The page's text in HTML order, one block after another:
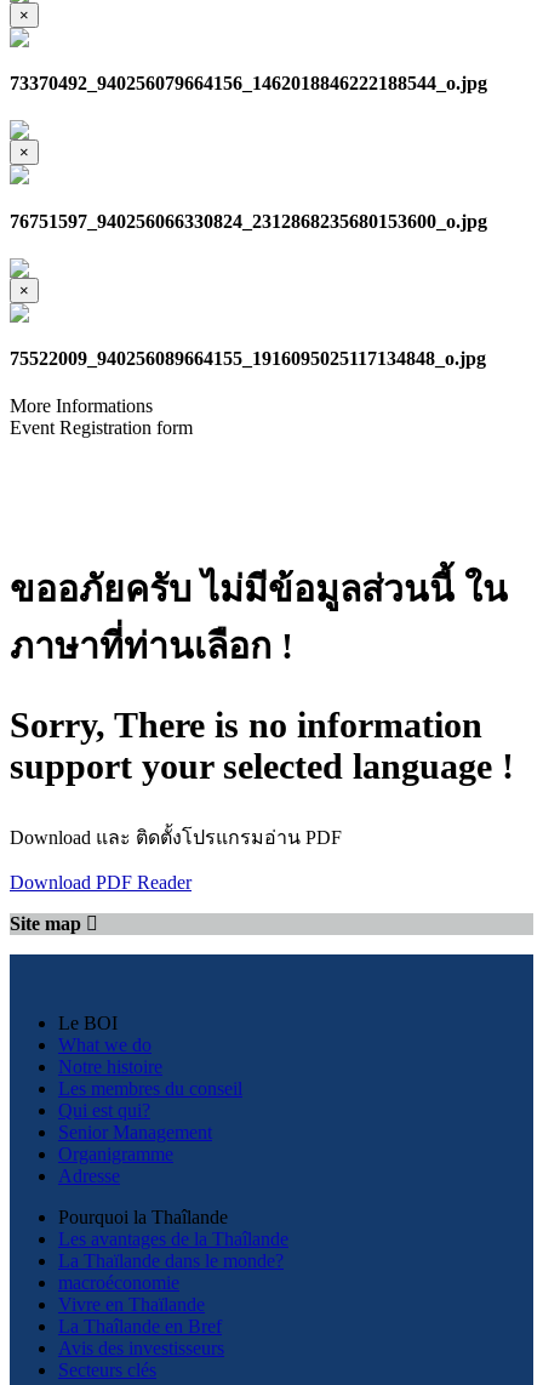
×
73370492_940256079664156_1462018846222188544_o.jpg
×
76751597_940256066330824_2312868235680153600_o.jpg
×
75522009_940256089664155_1916095025117134848_o.jpg
More Informations
Event Registration form
ขออภัยครับ ไม่มีข้อมูลส่วนนี้ ใน
ภาษาที่ท่านเลือก !
Sorry, There is no information
support your selected language !
Download และ ติดตั้งโปรแกรมอ่าน PDF
Download PDF Reader
Site map
Le BOI
What we do
Notre histoire
Les membres du conseil
Qui est qui?
Senior Management
Organigramme
Adresse
Pourquoi la Thaîlande
Les avantages de la Thaîlande
La Thaïlande dans le monde?
macroéconomie
Vivre en Thaïlande
La Thaîlande en Bref
Avis des investisseurs
Secteurs clés